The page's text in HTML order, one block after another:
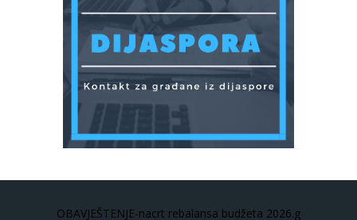
OBAVJEŠTENJE-nacrt rebalansa budžeta 2026.g